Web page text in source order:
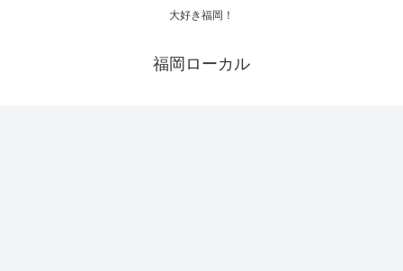
大好き福岡！
福岡ローカル